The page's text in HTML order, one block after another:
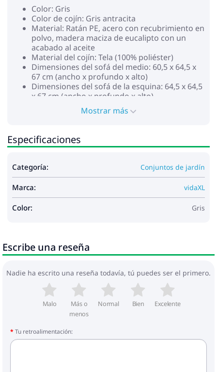
Color: Gris
Color de cojín: Gris antracita
Material: Ratán PE, acero con recubrimiento en
polvo, madera maciza de eucalipto con un
acabado al aceite
Material del cojín: Tela (100% poliéster)
Dimensiones del sofá del medio: 60,5 x 64,5 x
67 cm (ancho x profundo x alto)
Dimensiones del sofá de la esquina: 64,5 x 64,5
x 67 cm (ancho x profundo x alto)
Dimensiones del reposapiés: 60 x 60 x 32 cm
(ancho x profundo x alto)
Altura del asiento desde el suelo: 32 cm
Grosor del cojín del asiento: 5 cm
La entrega incluye:
3 x Sofás de esquina
5 x Sofás centrales
4 x Reposapiés
11 x Cojines de respaldo
Mostrar más
Especificaciones
Categoría: Conjuntos de jardín
Marca: vidaXL
Color: Gris
Escribe una reseña
Nadie ha escrito una reseña todavía, tú puedes ser el primero.
Malo
Más o
menos
Normal Bien Excelente
Tu retroalimentación: